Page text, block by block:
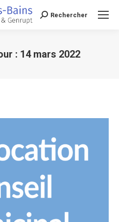
Recherche
Rechercher
: 14 mars 2022